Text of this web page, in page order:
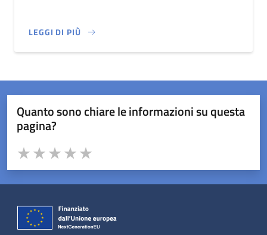
LEGGI DI PIÙ
SU LA CAPPELLA DEL ROSARIO
Quanto sono chiare le informazioni su questa
pagina?
Valuta da 1 a 5 stelle la pagina
Valuta 5 stelle su 5
Valuta 4 stelle su 5
Valuta 3 stelle su 5
Valuta 2 stelle su 5
Valuta 1 stelle su 5